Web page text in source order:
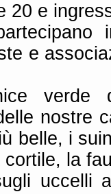
20 e
e
verde
nostre
belle, i
la
uccelli